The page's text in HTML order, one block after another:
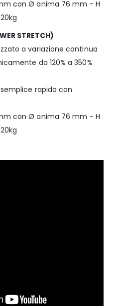
con Ø anima 76 mm – H
STRETCH)
a variazione continua
da 120% a 350%
rapido con
con Ø anima 76 mm – H